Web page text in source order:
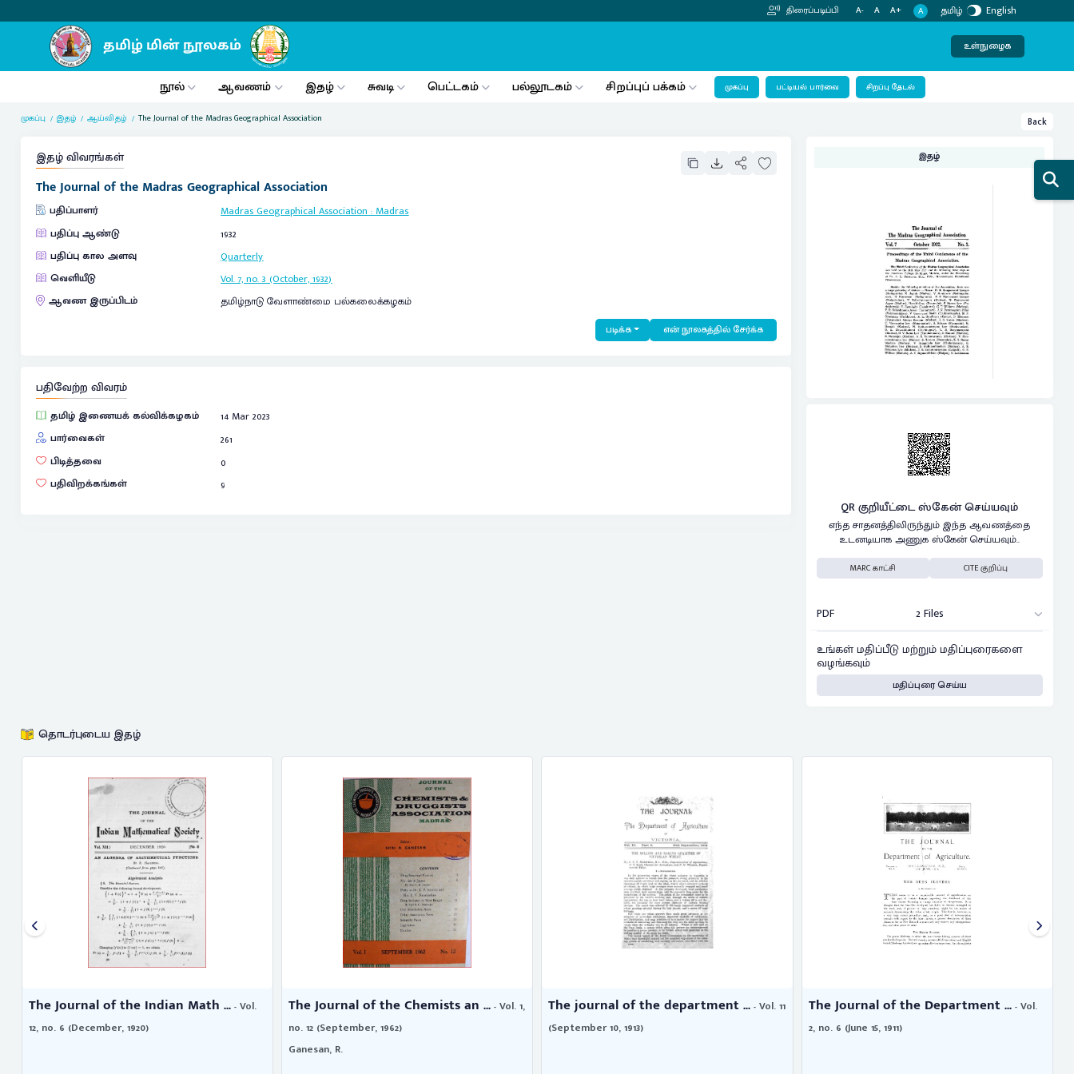
திரைப்படிப்பி A- A A+ A தமிழ் English
உள்நுழைக
நூல் ஆவணம் இதழ் சுவடி பெட்டகம் பல்லூடகம் சிறப்புப் பக்கம் முகப்பு பட்டியல் பார்வை சிறப்பு தேடல்
முகப்பு இதழ் ஆய்விதழ் The Journal of the Madras Geographical Association Back
இதழ் விவரங்கள்
The Journal of the Madras Geographical Association
பதிப்பாளர் Madras Geographical Association:Madras
பதிப்பு ஆண்டு
1932
பதிப்பு கால அளவு
Quarterly
வெளியீடு
Vol. 7, no. 3 (October, 1932)
ஆவண இருப்பிடம்
தமிழ்நாடு வேளாண்மை பல்கலைக்கழகம்
படிக்க என் நூலகத்தில் சேர்க்க
பதிவேற்ற விவரம்
தமிழ் இணையக் கல்விக்கழகம்
14 Mar 2023
பார்வைகள்
261
பிடித்தவை
0
பதிவிறக்கங்கள்
9
இதழ்
QR குறியீட்டை ஸ்கேன் செய்யவும்
எந்த சாதனத்திலிருந்தும் இந்த ஆவணத்தை
உடனடியாக அணுக ஸ்கேன் செய்யவும்..
MARC காட்சி CITE குறிப்பு
PDF 2 Files
உங்கள் மதிப்பீடு மற்றும் மதிப்புரைகளை
வழங்கவும்
மதிப்புரை செய்ய
தொடர்புடைய இதழ்
The Journal of the Indian Math ...- Vol.
12, no. 6 (December, 1920)
The Journal of the Chemists an ...- Vol. 1,
no. 12 (September, 1962)
Ganesan, R.
The journal of the department ...- Vol. 11
(September 10, 1913)
The Journal of the Department ...- Vol.
2, no. 6 (June 15, 1911)